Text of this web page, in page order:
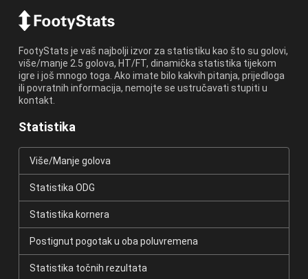
FootyStats je vaš najbolji izvor za statistiku kao što su golovi,
više/manje 2.5 golova, HT/FT, dinamička statistika tijekom
igre i još mnogo toga. Ako imate bilo kakvih pitanja, prijedloga
ili povratnih informacija, nemojte se ustručavati stupiti u
kontakt.
Statistika
Više/Manje golova
Statistika ODG
Statistika kornera
Postignut pogotak u oba poluvremena
Statistika točnih rezultata